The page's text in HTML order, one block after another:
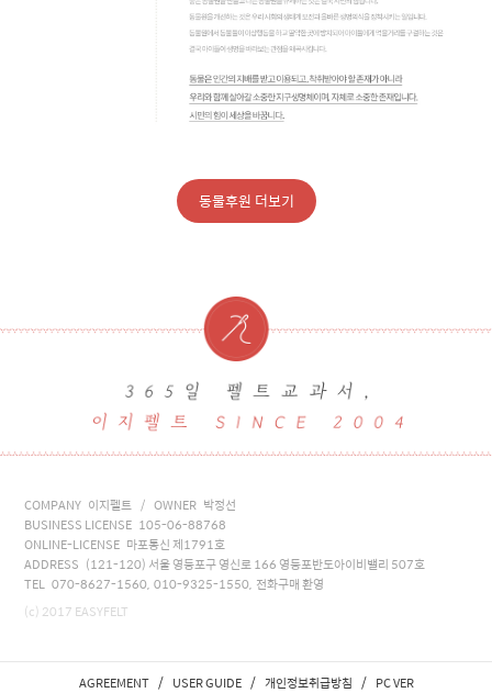
동물후원 더보기
COMPANY 이지펠트 / OWNER 박정선
BUSINESS LICENSE 105-06-88768
ONLINE-LICENSE 마포통신 제1791호
ADDRESS (121-120) 서울 영등포구 영신로 166 영등포반도아이비밸리 507호
TEL 070-8627-1560, 010-9325-1550, 전화구매 환영
(c) 2017 EASYFELT
AGREEMENT / USER GUIDE / 개인정보취급방침 / PC VER